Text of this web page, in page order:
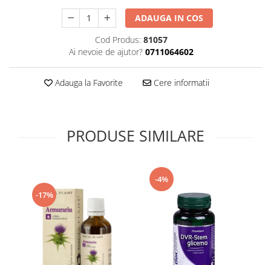
Tincturi si Gemoderivate
Vitamine si minerale
ADAUGA IN COS
Cod Produs: 81057
Ai nevoie de ajutor? 0711064602
Adauga la Favorite Cere informatii
PRODUSE SIMILARE
-17%
-4%